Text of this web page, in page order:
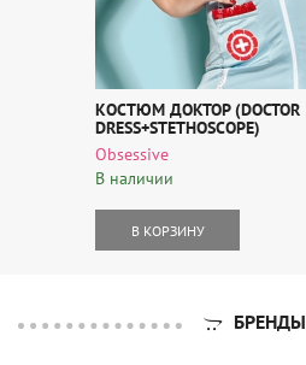
КОСТЮМ ДОКТОР (DOCTOR
DRESS+STETHOSCOPE)
Obsessive
В наличии
В КОРЗИНУ
БРЕНДЫ